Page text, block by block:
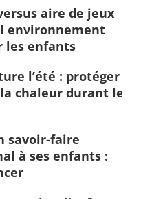
aire de jeux
environnement
les enfants
l’été : protéger
chaleur durant le
savoir-faire
à ses enfants :